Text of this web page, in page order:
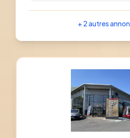
+ 2autres